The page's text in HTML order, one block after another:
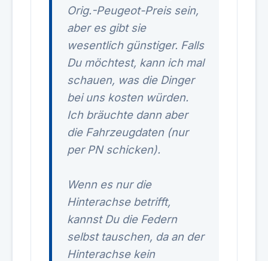
Orig.-Peugeot-Preis sein,
aber es gibt sie
wesentlich günstiger. Falls
Du möchtest, kann ich mal
schauen, was die Dinger
bei uns kosten würden.
Ich bräuchte dann aber
die Fahrzeugdaten (nur
per PN schicken).
Wenn es nur die
Hinterachse betrifft,
kannst Du die Federn
selbst tauschen, da an der
Hinterachse kein